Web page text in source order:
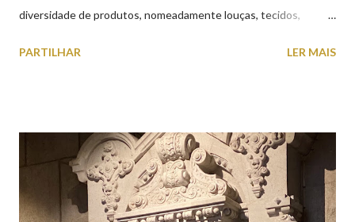
diversidade de produtos, nomeadamente louças, tecidos,
cobres entre muitos outros. Horário de funcionamento | Verão
(2019.10.25) Feira Semanal em Viana do Castelo (2019.10.25)
Feira Semanal em Viana do Castelo (2019.10.25) Feira Semanal
em Viana do Castelo (2019.10.25) Feira Semanal em Viana do
Castelo (2019.10.25) Feira Semanal em Viana do Castelo
PARTILHAR LER MAIS